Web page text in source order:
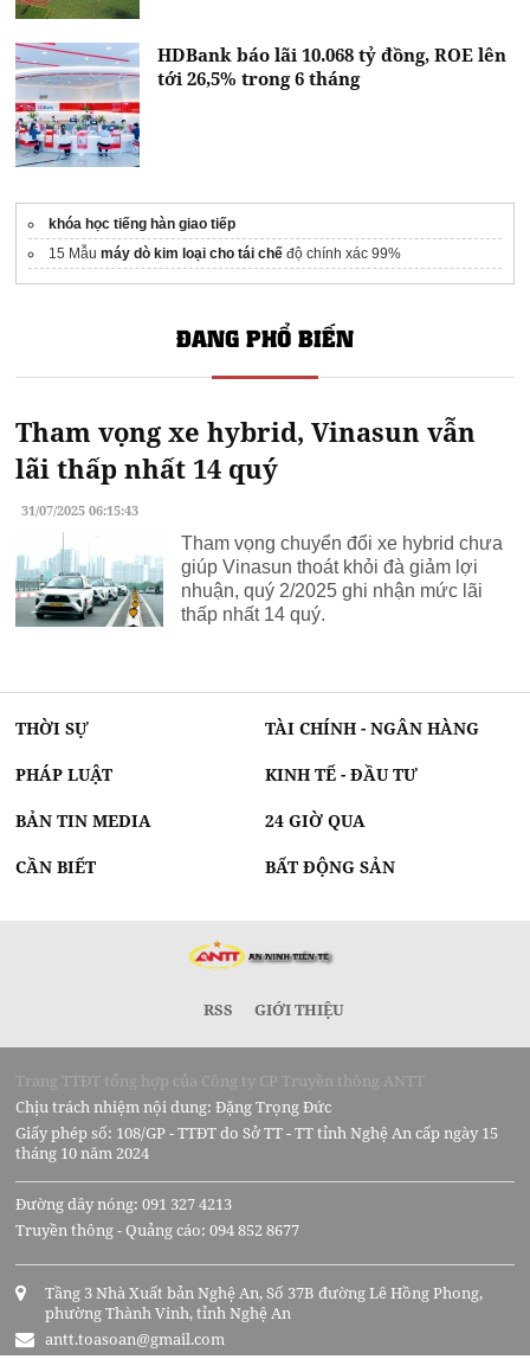
HDBank báo lãi 10.068 tỷ đồng, ROE lên
tới 26,5% trong 6 tháng
khóa học tiếng hàn giao tiếp
15 Mẫumáy dò kim loại cho tái chế độ chính xác 99%
ĐANG PHỔ BIẾN
Tham vọng xe hybrid, Vinasun vẫn
lãi thấp nhất 14 quý
31/07/2025 06:15:43
Tham vọng chuyển đổi xe hybrid chưa
giúp Vinasun thoát khỏi đà giảm lợi
nhuận, quý 2/2025 ghi nhận mức lãi
thấp nhất 14 quý.
THỜI SỰ TÀI CHÍNH - NGÂN HÀNG
PHÁP LUẬT KINH TẾ - ĐẦU TƯ
BẢN TIN MEDIA 24 GIỜ QUA
CẦN BIẾT BẤT ĐỘNG SẢN
RSS GIỚI THIỆU
Trang TTĐT tổng hợp của Công ty CP Truyền thông ANTT
Chịu trách nhiệm nội dung: Đặng Trọng Đức
Giấy phép số: 108/GP - TTĐT do Sở TT - TT tỉnh Nghệ An cấp ngày 15
tháng 10 năm 2024
Đường dây nóng: 091 327 4213
Truyền thông - Quảng cáo: 094 852 8677
Tầng 3 Nhà Xuất bản Nghệ An, Số 37B đường Lê Hồng Phong,
phường Thành Vinh, tỉnh Nghệ An
antt.toasoan@gmail.com